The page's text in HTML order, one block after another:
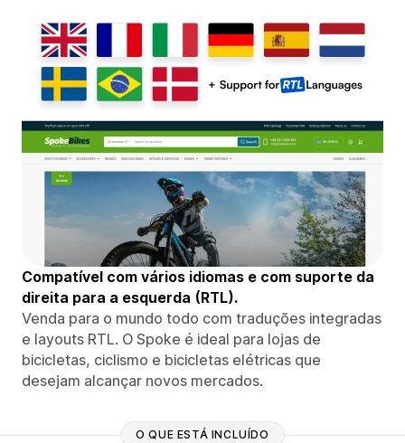
Compatível com vários idiomas e com suporte da
direita para a esquerda (RTL).
Venda para o mundo todo com traduções integradas
e layouts RTL. O Spoke é ideal para lojas de
bicicletas, ciclismo e bicicletas elétricas que
desejam alcançar novos mercados.
O QUE ESTÁ INCLUÍDO